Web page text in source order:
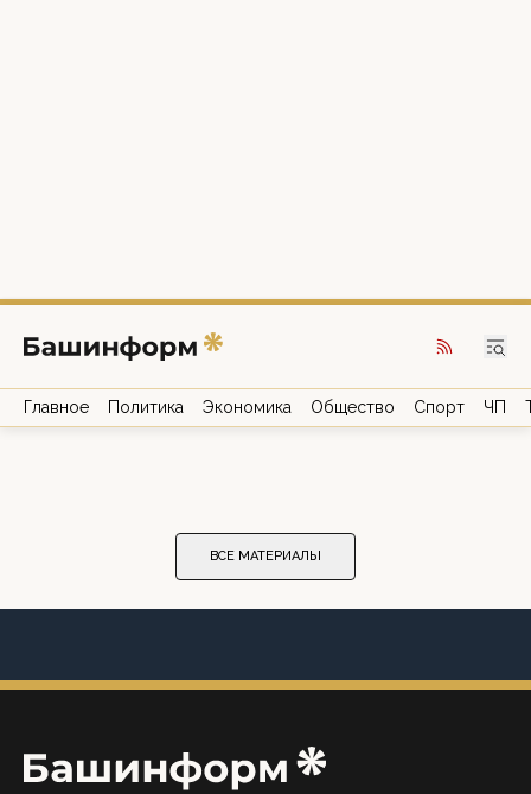
Главное Политика Экономика Общество Спорт ЧП
ВСЕ МАТЕРИАЛЫ